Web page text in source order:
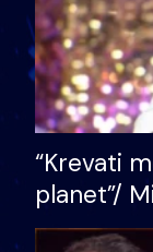
“Krevati
planet”/
bukura